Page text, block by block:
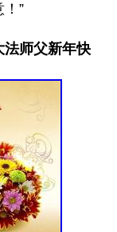
”
法师父新年快